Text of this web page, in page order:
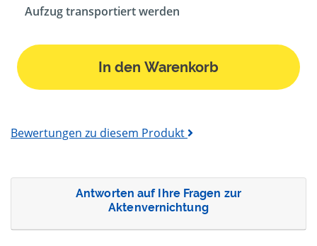
Aufzug transportiert werden
In den Warenkorb
Bewertungen zu diesem Produkt
Antworten auf Ihre Fragen zur
Aktenvernichtung